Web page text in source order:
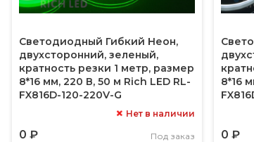
Светодиодный Гибкий Неон,
двухсторонний, зеленый,
кратность резки 1 метр, размер
8*16 мм, 220 В, 50 м Rich LED RL-
FX816D-120-220V-G
0 ₽
Нет в наличии
Под заказ
8*16
0 ₽